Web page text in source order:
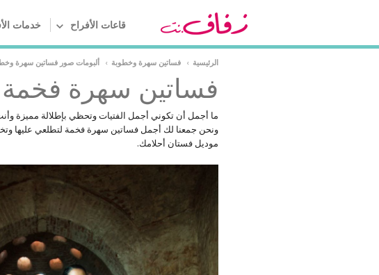
قاعات الأفراح خدمات
الرئيسية › فساتين سهرة وخطوبة › ألبومات صور فساتين سهرة
فساتين سهرة فخمة
ما أجمل أن تكوني أجمل الفتيات وتحظي بإطلالة مميزة
ونحن جمعنا لك أجمل فساتين سهرة فخمة لتطلعي عليها
موديل فستان أحلامك.